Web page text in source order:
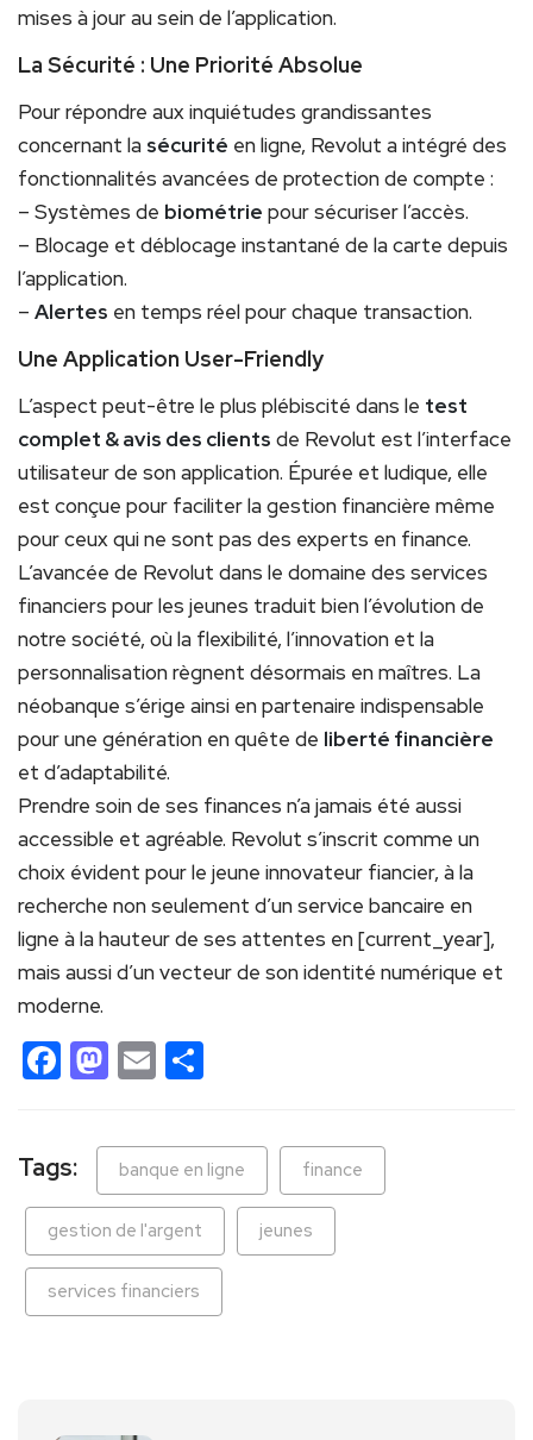
mises à jour au sein de l’application.
La Sécurité : Une Priorité Absolue
Pour répondre aux inquiétudes grandissantes
concernant la sécurité en ligne, Revolut a intégré des
fonctionnalités avancées de protection de compte :
– Systèmes de biométrie pour sécuriser l’accès.
– Blocage et déblocage instantané de la carte depuis
l’application.
– Alertes en temps réel pour chaque transaction.
Une Application User-Friendly
L’aspect peut-être le plus plébiscité dans le test
complet & avis des clients de Revolut est l’interface
utilisateur de son application. Épurée et ludique, elle
est conçue pour faciliter la gestion financière même
pour ceux qui ne sont pas des experts en finance.
L’avancée de Revolut dans le domaine des services
financiers pour les jeunes traduit bien l’évolution de
notre société, où la flexibilité, l’innovation et la
personnalisation règnent désormais en maîtres. La
néobanque s’érige ainsi en partenaire indispensable
pour une génération en quête de liberté financière
et d’adaptabilité.
Prendre soin de ses finances n’a jamais été aussi
accessible et agréable. Revolut s’inscrit comme un
choix évident pour le jeune innovateur fiancier, à la
recherche non seulement d’un service bancaire en
ligne à la hauteur de ses attentes en [current_year],
mais aussi d’un vecteur de son identité numérique et
moderne.
Facebook
Mastodon
Email
Tags: banque en ligne finance
gestion de l'argent jeunes
services financiers